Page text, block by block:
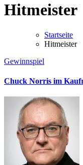
Hitmeister
Startseite
Hitmeister
Gewinnspiel
Chuck Norris im